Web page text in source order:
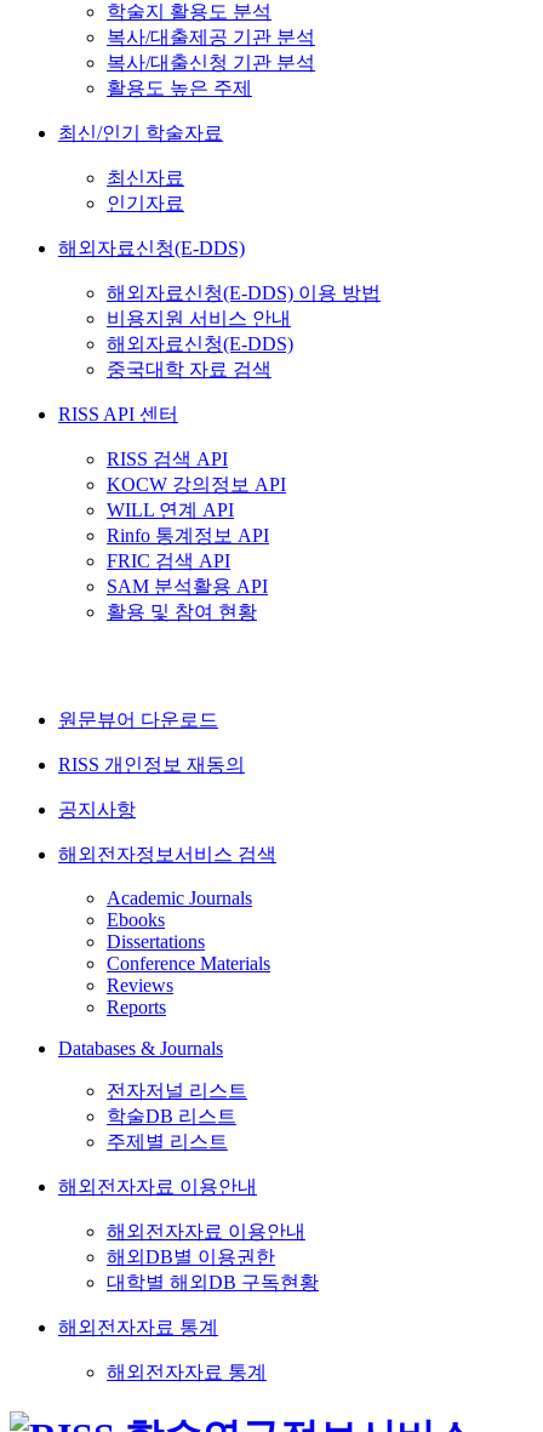
학술지 활용도 분석
복사/대출제공 기관 분석
복사/대출신청 기관 분석
활용도 높은 주제
최신/인기 학술자료
최신자료
인기자료
해외자료신청(E-DDS)
해외자료신청(E-DDS) 이용 방법
비용지원 서비스 안내
해외자료신청(E-DDS)
중국대학 자료 검색
RISS API 센터
RISS 검색 API
KOCW 강의정보 API
WILL 연계 API
Rinfo 통계정보 API
FRIC 검색 API
SAM 분석활용 API
활용 및 참여 현황
원문뷰어 다운로드
RISS 개인정보 재동의
공지사항
해외전자정보서비스 검색
Academic Journals
Ebooks
Dissertations
Conference Materials
Reviews
Reports
Databases & Journals
전자저널 리스트
학술DB 리스트
주제별 리스트
해외전자자료 이용안내
해외전자자료 이용안내
해외DB별 이용권한
대학별 해외DB 구독현황
해외전자자료 통계
해외전자자료 통계